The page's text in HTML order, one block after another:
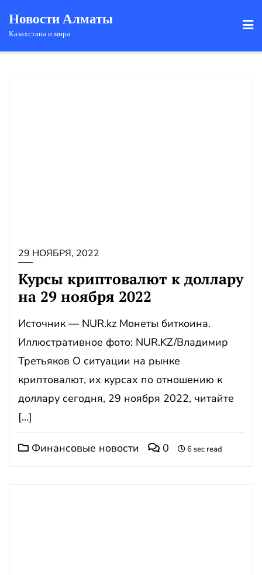
Новости Алматы
Казахстана и мира
29 НОЯБРЯ, 2022
Курсы криптовалют к доллару
на 29 ноября 2022
Источник — NUR.kz Монеты биткоина.
Иллюстративное фото: NUR.KZ/Владимир
Третьяков О ситуации на рынке
криптовалют, их курсах по отношению к
доллару сегодня, 29 ноября 2022, читайте
[…]
Финансовые новости 0 6 sec read